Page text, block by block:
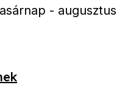
- augusztus